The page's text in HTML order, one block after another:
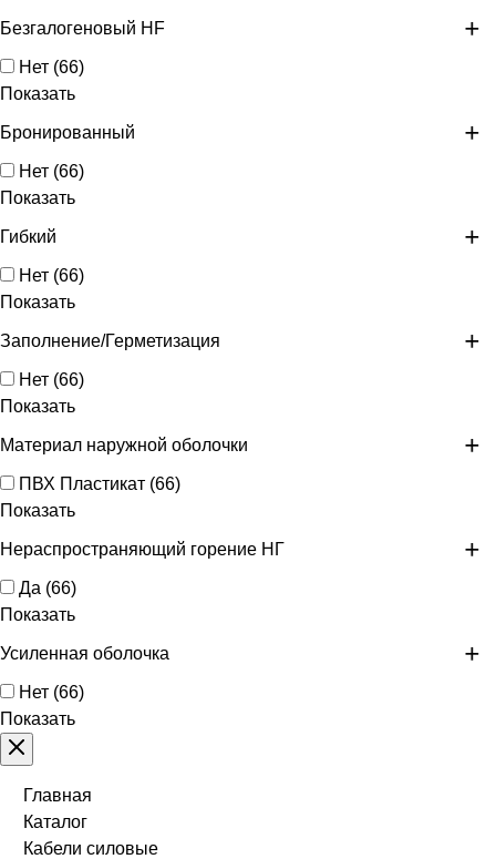
Безгалогеновый HF
Нет (66)
Показать
Бронированный
Нет (66)
Показать
Гибкий
Нет (66)
Показать
Заполнение/Герметизация
Нет (66)
Показать
Материал наружной оболочки
ПВХ Пластикат (66)
Показать
Нераспространяющий горение НГ
Да (66)
Показать
Усиленная оболочка
Нет (66)
Показать
Главная
Каталог
Кабели силовые